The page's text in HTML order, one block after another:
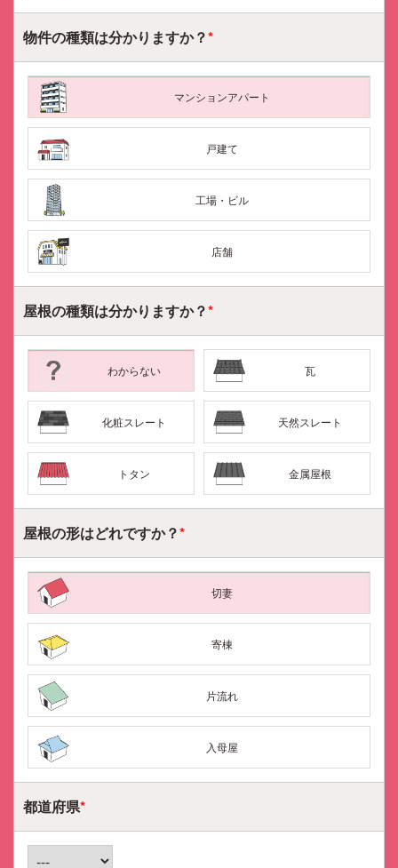
物件の種類は分かりますか？*
マンションアパート
戸建て
工場・ビル
店舗
屋根の種類は分かりますか？*
わからない 瓦
化粧スレート 天然スレート
トタン 金属屋根
屋根の形はどれですか？*
切妻
寄棟
片流れ
入母屋
都道府県*